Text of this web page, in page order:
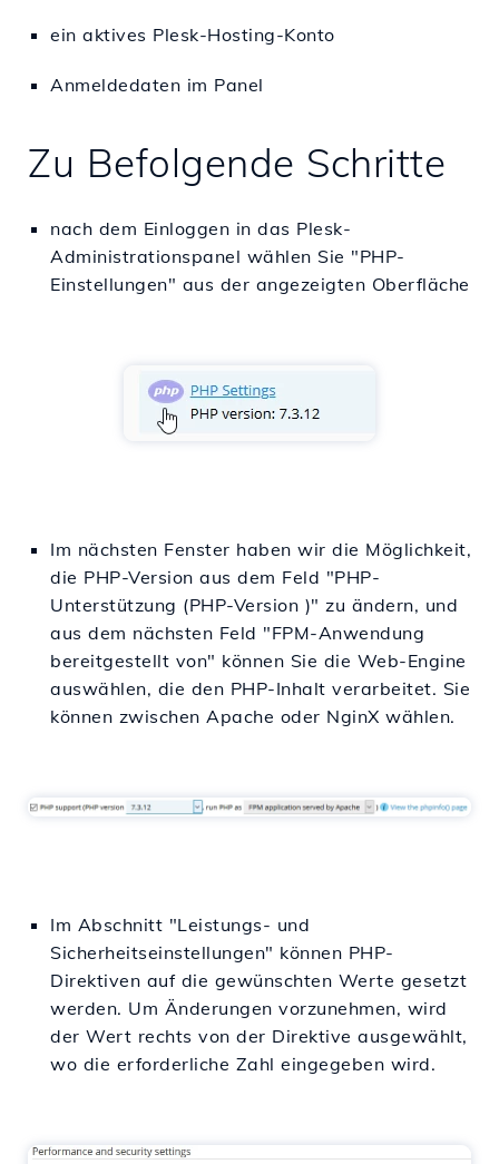
ein aktives Plesk-Hosting-Konto
Anmeldedaten im Panel
Zu Befolgende Schritte
nach dem Einloggen in das Plesk-
Administrationspanel wählen Sie "PHP-
Einstellungen" aus der angezeigten Oberfläche
Im nächsten Fenster haben wir die Möglichkeit,
die PHP-Version aus dem Feld "PHP-
Unterstützung (PHP-Version )" zu ändern, und
aus dem nächsten Feld "FPM-Anwendung
bereitgestellt von" können Sie die Web-Engine
auswählen, die den PHP-Inhalt verarbeitet. Sie
können zwischen Apache oder NginX wählen.
Im Abschnitt "Leistungs- und
Sicherheitseinstellungen" können PHP-
Direktiven auf die gewünschten Werte gesetzt
werden. Um Änderungen vorzunehmen, wird
der Wert rechts von der Direktive ausgewählt,
wo die erforderliche Zahl eingegeben wird.